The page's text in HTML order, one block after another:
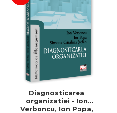
Diagnosticarea
organizatiei - Ion
Verboncu, Ion Popa,